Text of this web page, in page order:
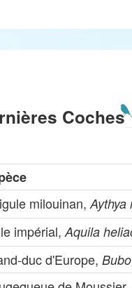
Coches
milouinan,Aythya
impérial,Aquila
duc d'Europe,